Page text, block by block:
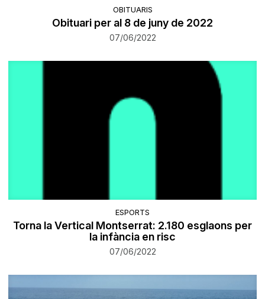
OBITUARIS
Obituari per al 8 de juny de 2022
07/06/2022
ESPORTS
Torna la Vertical Montserrat: 2.180 esglaons per
la infància en risc
07/06/2022